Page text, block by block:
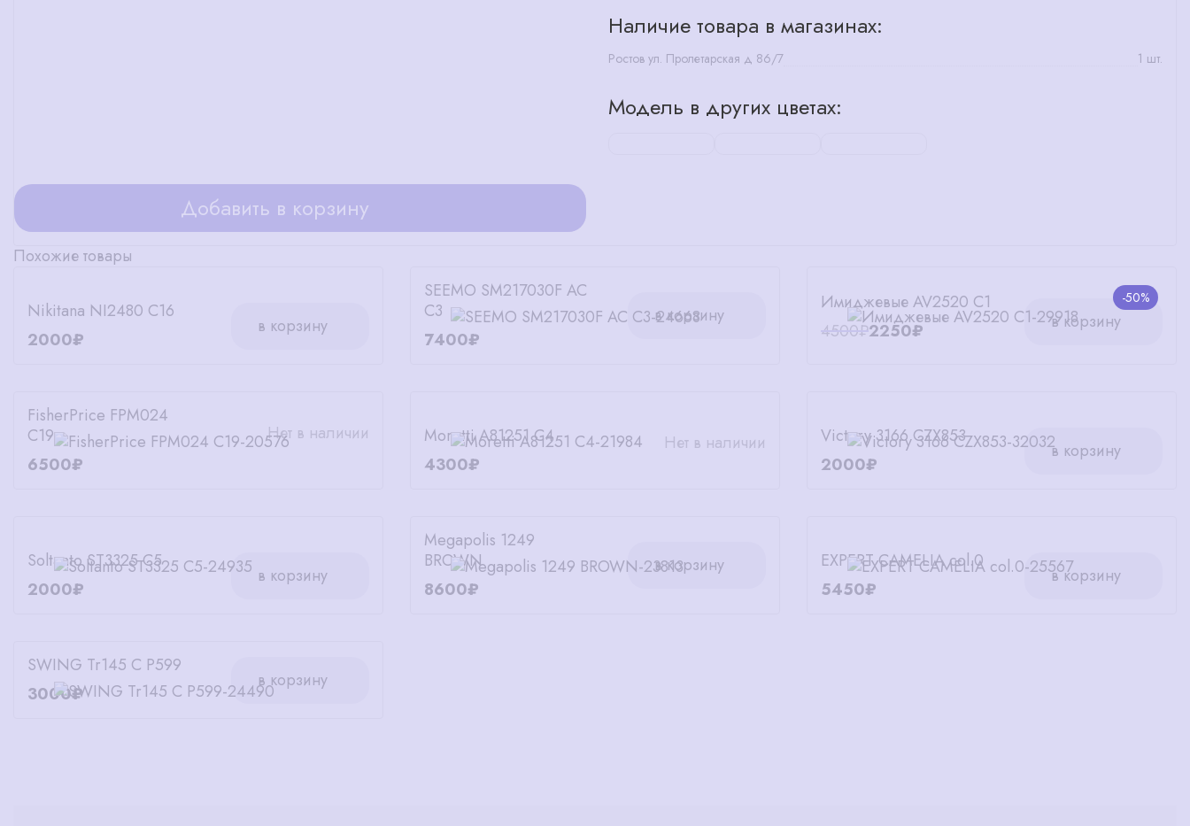
Наличие товара в магазинах:
Ростов ул. Пролетарская д 86/7 1 шт.
Модель в других цветах:
Добавить в корзину
Похожие товары
Nikitana NI2480 C16
2000₽
в корзину
SEEMO SM217030F AC
C3
7400₽
в корзину
-50%
Имиджевые AV2520 C1
4500₽2250₽ в корзину
FisherPrice FPM024
C19
6500₽
Нет в наличии
Moretti А81251 С4
4300₽
Нет в наличии
Victory 3166 CZX853
2000₽
в корзину
Soltanto ST3325 C5
2000₽
в корзину
Megapolis 1249
BROWN
8600₽
в корзину
EXPERT CAMELIA col.0
5450₽
в корзину
SWING Tr145 C P599
3000₽
в корзину